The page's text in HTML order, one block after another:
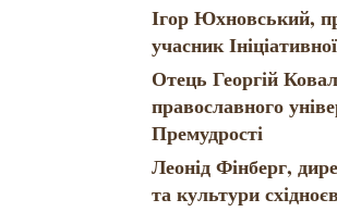
Ігор Юхновський,
учасник
Отець Георгій
православного
Премудрості
Леонід Фінберг,
та культури